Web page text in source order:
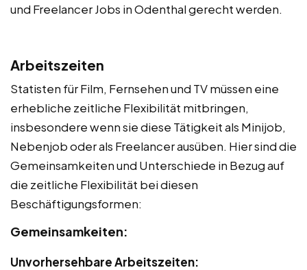
und Freelancer Jobs in Odenthal gerecht werden.
Arbeitszeiten
Statisten für Film, Fernsehen und TV müssen eine
erhebliche zeitliche Flexibilität mitbringen,
insbesondere wenn sie diese Tätigkeit als Minijob,
Nebenjob oder als Freelancer ausüben. Hier sind die
Gemeinsamkeiten und Unterschiede in Bezug auf
die zeitliche Flexibilität bei diesen
Beschäftigungsformen:
Gemeinsamkeiten:
Unvorhersehbare Arbeitszeiten: